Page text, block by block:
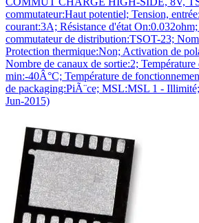
commutateur:Haut potentiel; Tension,
courant:3A; Résistance d'état
commutateur de distribution:TSOT-23;
Protection thermique:Non; Activation de
Nombre de canaux de sortie:2;
min:-40Â°C; Température de
de packaging:PiÃ¨ce; MSL:MSL 1 -
Jun-2015)